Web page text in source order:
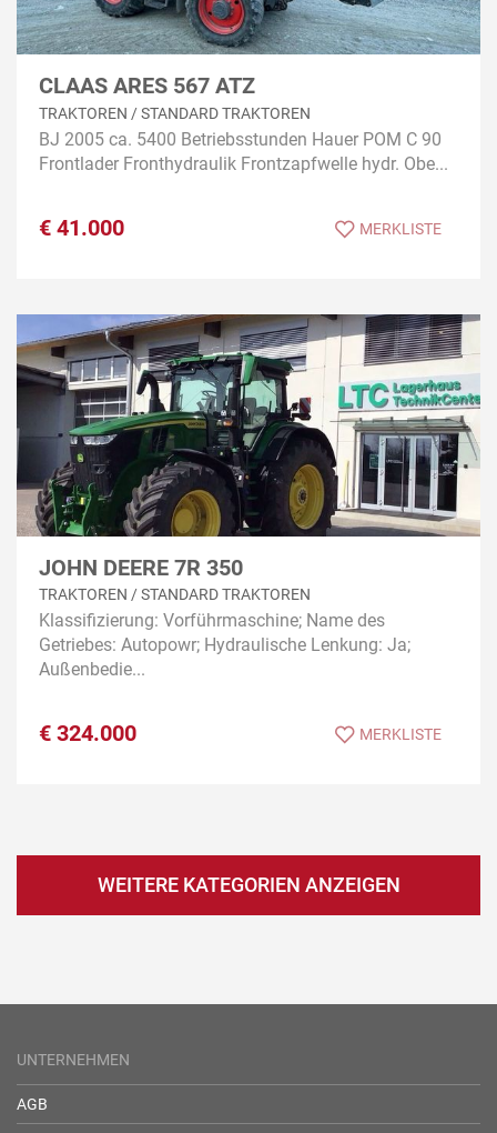
CLAAS ARES 567 ATZ
TRAKTOREN / STANDARD TRAKTOREN
BJ 2005 ca. 5400 Betriebsstunden Hauer POM C 90
Frontlader Fronthydraulik Frontzapfwelle hydr. Obe...
€ 41.000 MERKLISTE
JOHN DEERE 7R 350
TRAKTOREN / STANDARD TRAKTOREN
Klassifizierung: Vorführmaschine; Name des
Getriebes: Autopowr; Hydraulische Lenkung: Ja;
Außenbedie...
€ 324.000 MERKLISTE
WEITERE KATEGORIEN ANZEIGEN
UNTERNEHMEN
AGB